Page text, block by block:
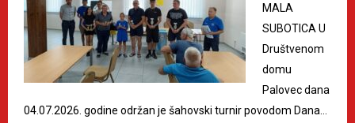
MALA
SUBOTICA U
Društvenom
domu
Palovec dana
04.07.2026. godine održan je šahovski turnir povodom Dana…